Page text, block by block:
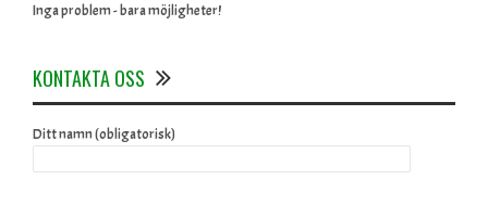
Inga problem - bara möjligheter!
KONTAKTA OSS
Ditt namn (obligatorisk)